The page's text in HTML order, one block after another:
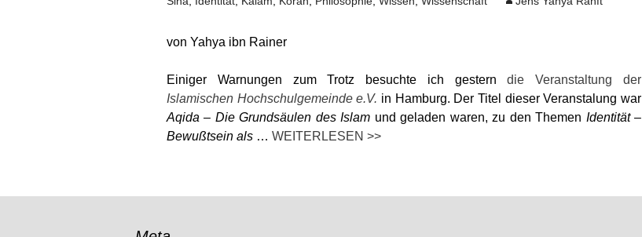
von Yahya ibn Rainer
Einiger Warnungen zum Trotz besuchte ich gesterndie Veranstaltung der
Islamischen Hochschulgemeinde e.V. in Hamburg. Der Titel dieser Veranstalung war
Aqida – Die Grundsäulen des Islam und geladen waren, zu den Themen Identität –
Bewußtsein als … WEITERLESEN >>